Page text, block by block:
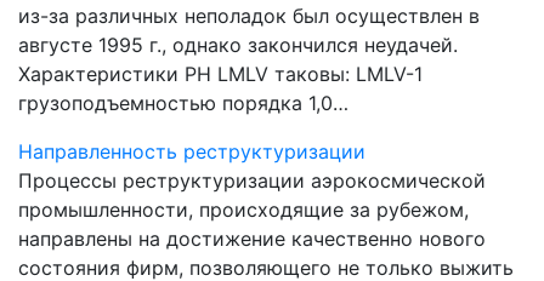
из-за различных неполадок был осуществлен в
августе 1995 г., однако закончился неудачей.
Характеристики РН LMLV таковы: LMLV-1
грузоподъемностью порядка 1,0…
Направленность реструктуризации
Процессы реструктуризации аэрокосмической
промышленности, происходящие за рубежом,
направлены на достижение качественно нового
состояния фирм, позволяющего не только выжить